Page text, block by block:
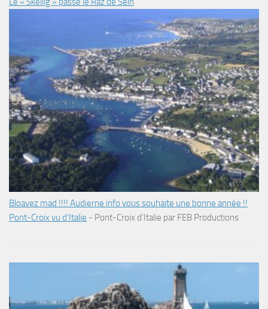
Bloavez mad !!!! Audierne info vous souhaite une bonne année !!
Pont-Croix vu d’Italie - Pont-Croix d’Italie par FEB Productions